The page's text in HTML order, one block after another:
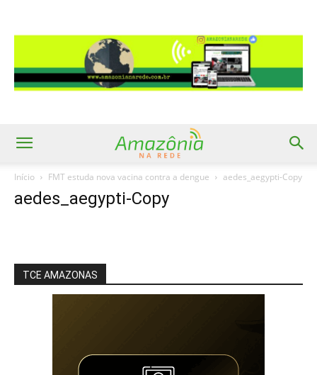
Início FMT estuda nova vacina contra a dengue aedes_aegypti-Copy
aedes_aegypti-Copy
TCE AMAZONAS